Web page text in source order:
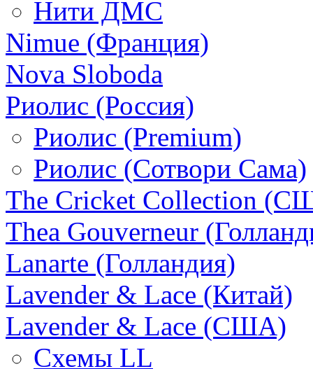
Нити ДМС
Nimue (Франция)
Nova Sloboda
Риолис (Россия)
Риолис (Premium)
Риолис (Сотвори Сама)
The Cricket Collection
Thea Gouverneur
Lanarte (Голландия)
Lavender & Lace (Китай)
Lavender & Lace (США)
Схемы LL